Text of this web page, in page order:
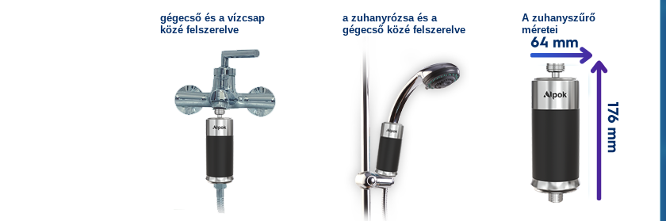
gégecső és a vízcsap
közé felszerelve
a zuhanyrózsa és a
gégecső közé felszerelve
A zuhanyszűrő
méretei